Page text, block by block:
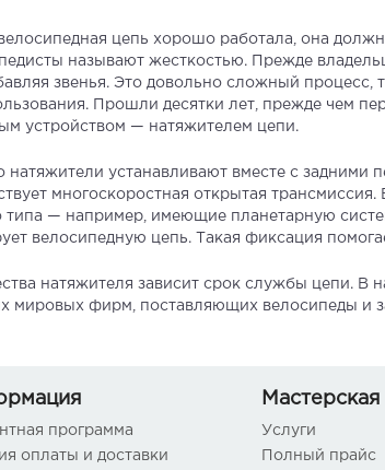
цепь хорошо работала, она
называют жесткостью. Прежде
звенья. Это довольно сложный
Прошли десятки лет, прежде чем
устройством — натяжителем цепи.
натяжители устанавливают вместе с задними
многоскоростная открытая
типа — например, имеющие планетарную
велосипедную цепь. Такая фиксация
натяжителя зависит срок службы цепи. В
мировых фирм, поставляющих велосипеды и
программа
оплаты и доставки
Мастерская
Услуги
Полный прайс